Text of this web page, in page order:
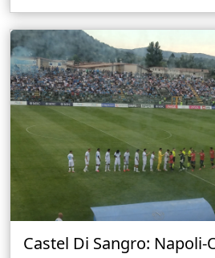
Castel Di Sangro: Napoli-